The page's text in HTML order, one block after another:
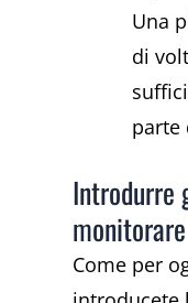
Una
di
parte
Introdurre
Come per